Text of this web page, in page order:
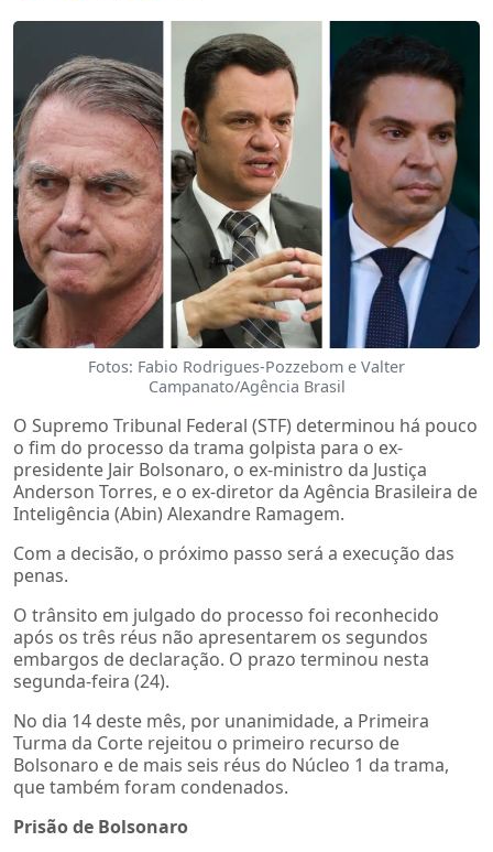
Fotos: Fabio Rodrigues-Pozzebom e Valter
Campanato/Agência Brasil
O Supremo Tribunal Federal (STF) determinou há pouco
o fim do processo da trama golpista para o ex-
presidente Jair Bolsonaro, o ex-ministro da Justiça
Anderson Torres, e o ex-diretor da Agência Brasileira de
Inteligência (Abin) Alexandre Ramagem.
Com a decisão, o próximo passo será a execução das
penas.
O trânsito em julgado do processo foi reconhecido
após os três réus não apresentarem os segundos
embargos de declaração. O prazo terminou nesta
segunda-feira (24).
No dia 14 deste mês, por unanimidade, a Primeira
Turma da Corte rejeitou o primeiro recurso de
Bolsonaro e de mais seis réus do Núcleo 1 da trama,
que também foram condenados.
Prisão de Bolsonaro